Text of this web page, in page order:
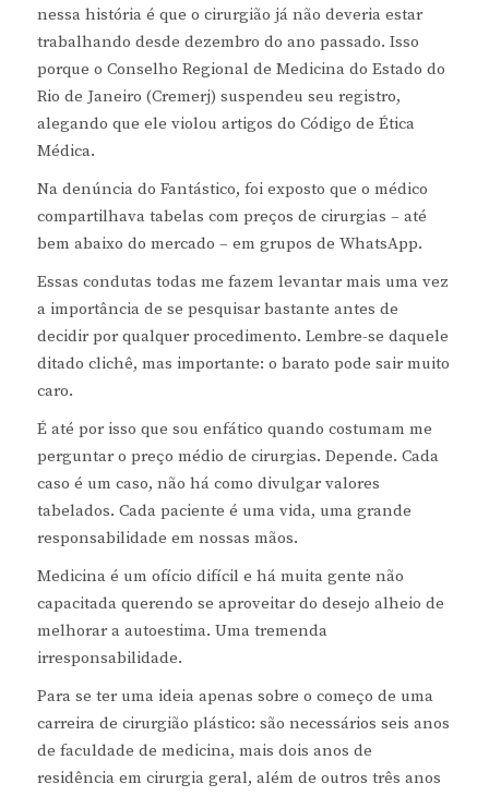
nessa história é que o cirurgião já não deveria estar
trabalhando desde dezembro do ano passado. Isso
porque o Conselho Regional de Medicina do Estado do
Rio de Janeiro (Cremerj) suspendeu seu registro,
alegando que ele violou artigos do Código de Ética
Médica.
Na denúncia do Fantástico, foi exposto que o médico
compartilhava tabelas com preços de cirurgias – até
bem abaixo do mercado – em grupos de WhatsApp.
Essas condutas todas me fazem levantar mais uma vez
a importância de se pesquisar bastante antes de
decidir por qualquer procedimento. Lembre-se daquele
ditado clichê, mas importante: o barato pode sair muito
caro.
É até por isso que sou enfático quando costumam me
perguntar o preço médio de cirurgias. Depende. Cada
caso é um caso, não há como divulgar valores
tabelados. Cada paciente é uma vida, uma grande
responsabilidade em nossas mãos.
Medicina é um ofício difícil e há muita gente não
capacitada querendo se aproveitar do desejo alheio de
melhorar a autoestima. Uma tremenda
irresponsabilidade.
Para se ter uma ideia apenas sobre o começo de uma
carreira de cirurgião plástico: são necessários seis anos
de faculdade de medicina, mais dois anos de
residência em cirurgia geral, além de outros três anos